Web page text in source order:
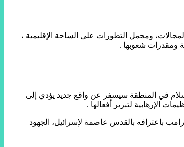
ومجمل التطورات على الساحة الإقليمية ،
ومقدرات شعوبها .
في المنطقة سيسفر عن واقع جديد يؤدي إلى
الإرهابية لتبرير أفعالها .
باعترافه بالقدس عاصمة لإسرائيل، الجهود